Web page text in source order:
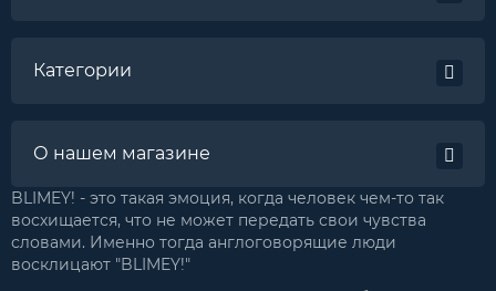
Категории
О нашем магазине
BLIMEY! - это такая эмоция, когда человек чем-то так
восхищается, что не может передать свои чувства
словами. Именно тогда англоговорящие люди
восклицают "BLIMEY!"